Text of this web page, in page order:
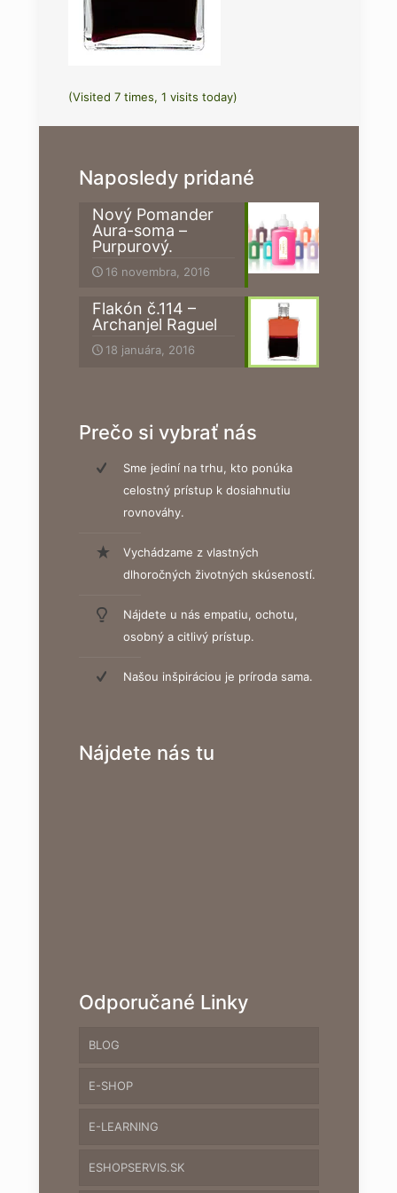
(Visited 7 times, 1 visits today)
Naposledy pridané
Nový Pomander
Aura-soma –
Purpurový.
16 novembra, 2016
Flakón č.114 –
Archanjel Raguel
18 januára, 2016
Prečo si vybrať nás
Sme jediní na trhu, kto ponúka
celostný prístup k dosiahnutiu
rovnováhy.
Vychádzame z vlastných
dlhoročných životných skúseností.
Nájdete u nás empatiu, ochotu,
osobný a citlivý prístup.
Našou inšpiráciou je príroda sama.
Nájdete nás tu
Odporučané Linky
BLOG
E-SHOP
E-LEARNING
ESHOPSERVIS.SK